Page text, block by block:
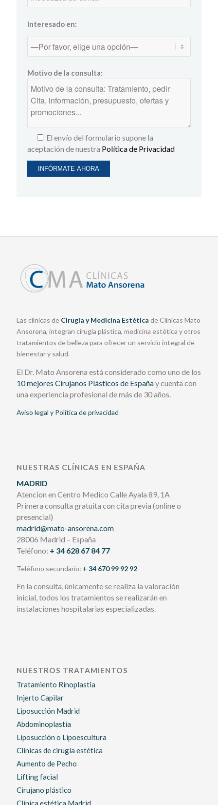
Interesado en:
Motivo de la consulta:
El envío del formulario supone la
aceptación de nuestra Política de Privacidad
Las clínicas de Cirugía y Medicina Estética de Clínicas Mato
Ansorena, integran cirugía plástica, medicina estética y otros
tratamientos de belleza para ofrecer un servicio integral de
bienestar y salud.
El Dr. Mato Ansorena está considerado como uno de los
10 mejores Cirujanos Plásticos de Españay cuenta con
una experiencia profesional de más de 30 años.
Aviso legal y Política de privacidad
NUESTRAS CLÍNICAS EN ESPAÑA
MADRID
Atencion en Centro Medico Calle Ayala 89, 1A
Primera consulta gratuita con cita previa (online o
presencial)
madrid@mato-ansorena.com
28006 Madrid – España
Teléfono: + 34 628 67 84 77
Teléfono secundario: + 34 670 99 92 92
En la consulta, únicamente se realiza la valoración
inicial, todos los tratamientos se realizarán en
instalaciones hospitalarias especializadas.
NUESTROS TRATAMIENTOS
Tratamiento Rinoplastia
Injerto Capilar
Liposucción Madrid
Abdominoplastia
Liposucción o Lipoescultura
Clínicas de cirugía estética
Aumento de Pecho
Lifting facial
Cirujano plástico
Clínica estética Madrid